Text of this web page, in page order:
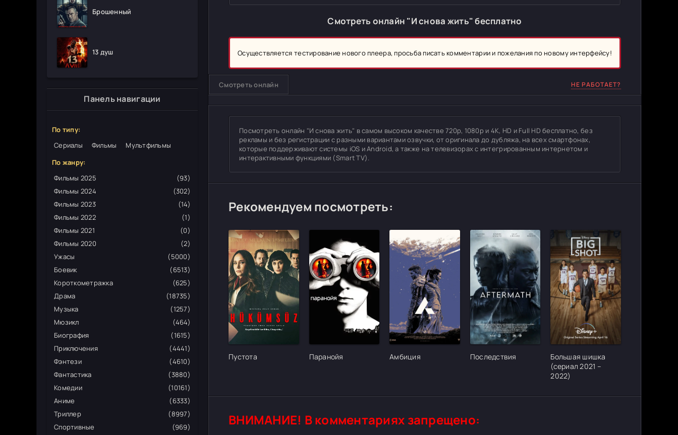
Брошенный
13 душ
Панель навигации
По типу:
Сериалы
Фильмы
Мультфильмы
По жанру:
Фильмы 2025
(93)
Фильмы 2024
(302)
Фильмы 2023
(14)
Фильмы 2022
(1)
Фильмы 2021
(0)
Фильмы 2020
(2)
Ужасы
(5000)
Боевик
(6513)
Короткометражка
(625)
Драма
(18735)
Музыка
(1257)
Мюзикл
(464)
Биография
(1615)
Приключения
(4441)
Фэнтези
(4610)
Фантастика
(3880)
Комедии
(10161)
Аниме
(6333)
Триллер
(8997)
Спортивные
(969)
Смотреть онлайн "И снова жить" бесплатно
Осуществляется тестирование нового плеера, просьба писать комментарии и пожелания по новому интерфейсу!
Смотреть онлайн НЕ РАБОТАЕТ?
Посмотреть онлайн "И снова жить" в самом высоком качестве 720p, 1080p и 4K, HD и Full HD бесплатно, без
рекламы и без регистрации с разными вариантами озвучки, от оригинала до дубляжа, на всех смартфонах,
которые поддерживают системы iOS и Android, а также на телевизорах с интегрированным интернетом и
интерактивными функциями (Smart TV).
Рекомендуем посмотреть:
[/xfgiven_cvh_poster_urlcvh_poster_url]
Пустота
[/xfgiven_cvh_poster_urlcvh_poster_url]
Паранойя
[/xfgiven_cvh_poster_urlcvh_poster_url]
Амбиция
[/xfgiven_cvh_poster_urlcvh_poster_url]
Последствия
[/
Большая шишка
(сериал 2021 –
2022)
ВНИМАНИЕ! В комментариях запрещено: